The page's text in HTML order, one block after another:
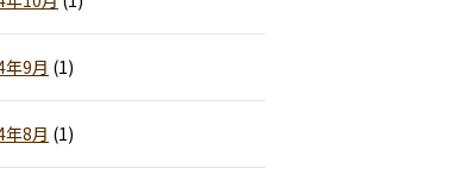
年9月 (1)
年8月 (1)